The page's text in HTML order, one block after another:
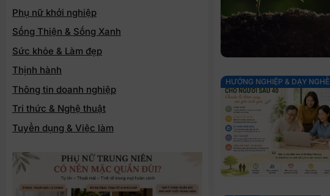
Phụ nữ khởi nghiệp
Sống Thiện & Sống Xanh
Sức khỏe & Làm đẹp
Thịnh hành
Thông tin doanh nghiệp
Tri thức & Nghệ thuật
Tuyển dụng & Việc làm
HƯỚNG NGHIỆP & DẠY NGHỀ